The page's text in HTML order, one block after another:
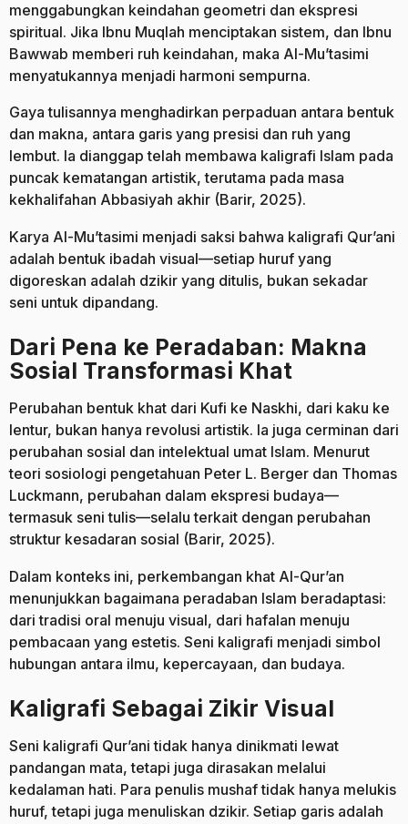
menggabungkan keindahan geometri dan ekspresi
spiritual. Jika Ibnu Muqlah menciptakan sistem, dan Ibnu
Bawwab memberi ruh keindahan, maka Al-Mu’tasimi
menyatukannya menjadi harmoni sempurna.
Gaya tulisannya menghadirkan perpaduan antara bentuk
dan makna, antara garis yang presisi dan ruh yang
lembut. Ia dianggap telah membawa kaligrafi Islam pada
puncak kematangan artistik, terutama pada masa
kekhalifahan Abbasiyah akhir (Barir, 2025).
Karya Al-Mu’tasimi menjadi saksi bahwa kaligrafi Qur’ani
adalah bentuk ibadah visual—setiap huruf yang
digoreskan adalah dzikir yang ditulis, bukan sekadar
seni untuk dipandang.
Dari Pena ke Peradaban: Makna
Sosial Transformasi Khat
Perubahan bentuk khat dari Kufi ke Naskhi, dari kaku ke
lentur, bukan hanya revolusi artistik. Ia juga cerminan dari
perubahan sosial dan intelektual umat Islam. Menurut
teori sosiologi pengetahuan Peter L. Berger dan Thomas
Luckmann, perubahan dalam ekspresi budaya—
termasuk seni tulis—selalu terkait dengan perubahan
struktur kesadaran sosial (Barir, 2025).
Dalam konteks ini, perkembangan khat Al-Qur’an
menunjukkan bagaimana peradaban Islam beradaptasi:
dari tradisi oral menuju visual, dari hafalan menuju
pembacaan yang estetis. Seni kaligrafi menjadi simbol
hubungan antara ilmu, kepercayaan, dan budaya.
Kaligrafi Sebagai Zikir Visual
Seni kaligrafi Qur’ani tidak hanya dinikmati lewat
pandangan mata, tetapi juga dirasakan melalui
kedalaman hati. Para penulis mushaf tidak hanya melukis
huruf, tetapi juga menuliskan dzikir. Setiap garis adalah